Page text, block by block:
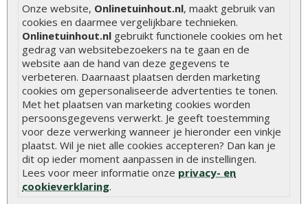
Onze website, Onlinetuinhout.nl, maakt gebruik van
cookies en daarmee vergelijkbare technieken.
Onlinetuinhout.nl gebruikt functionele cookies om het
gedrag van websitebezoekers na te gaan en de
website aan de hand van deze gegevens te
verbeteren. Daarnaast plaatsen derden marketing
cookies om gepersonaliseerde advertenties te tonen.
Met het plaatsen van marketing cookies worden
persoonsgegevens verwerkt. Je geeft toestemming
voor deze verwerking wanneer je hieronder een vinkje
plaatst. Wil je niet alle cookies accepteren? Dan kan je
dit op ieder moment aanpassen in de instellingen.
Lees voor meer informatie onze privacy- en
cookieverklaring.
Welke palen voor een schapenhek
Alle populaire categorieën
Tuinhout
Schutting
Vlonderplanken
Tuinpalen
Tuinhekken
Tuinhuizen
Tuindeuren
Tuinschermen
Schuttingplanken
Steigerplanken
Douglas hout
Rabatdelen